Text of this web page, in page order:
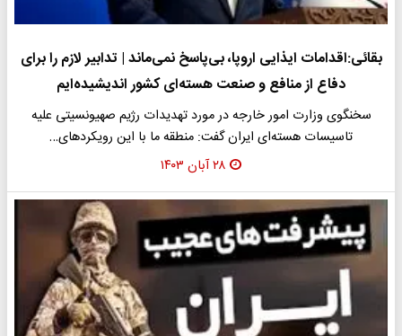
بقائی:اقدامات ایذایی اروپا، بی‌پاسخ نمی‌ماند | تدابیر لازم را برای
دفاع از منافع و صنعت هسته‌ای کشور اندیشیده‌ایم‌
سخنگوی وزارت امور خارجه در مورد تهدیدات رژیم صهیونسیتی علیه
تاسیسات هسته‌ای ایران گفت: منطقه ما با این رویکردهای…
۲۸ آبان ۱۴۰۳